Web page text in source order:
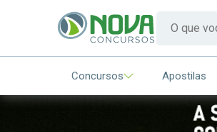
Concursos Apostilas